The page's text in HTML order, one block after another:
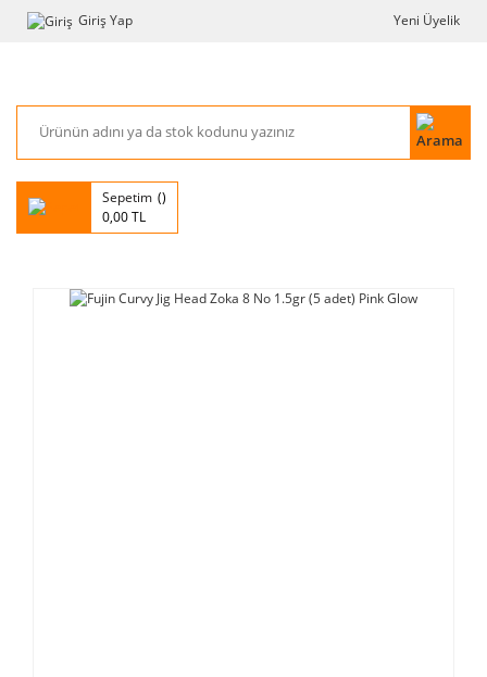
Giriş Yap Yeni Üyelik
Sepetim
0,00 TL